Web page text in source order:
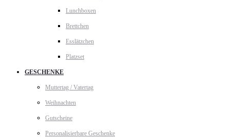
Lunchboxen
Brettchen
Esslätzchen
Platzset
GESCHENKE
Muttertag / Vatertag
Weihnachten
Gutscheine
Personalisierbare Geschenke